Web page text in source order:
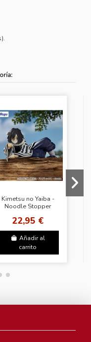
Kimetsu no Yaiba -
Noodle Stopper
22,95 €
Añadir al
carrito